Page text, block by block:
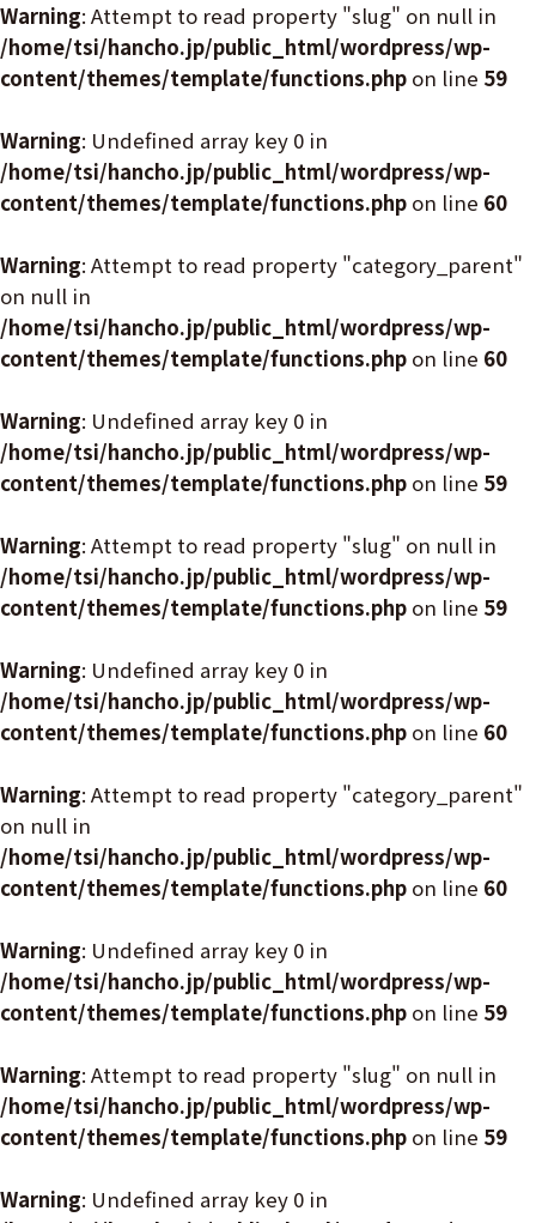
Warning: Attempt to read property "slug" on null in
/home/tsi/hancho.jp/public_html/wordpress/wp-
content/themes/template/functions.php on line 59
Warning: Undefined array key 0 in
/home/tsi/hancho.jp/public_html/wordpress/wp-
content/themes/template/functions.php on line 60
Warning: Attempt to read property "category_parent"
on null in
/home/tsi/hancho.jp/public_html/wordpress/wp-
content/themes/template/functions.php on line 60
Warning: Undefined array key 0 in
/home/tsi/hancho.jp/public_html/wordpress/wp-
content/themes/template/functions.php on line 59
Warning: Attempt to read property "slug" on null in
/home/tsi/hancho.jp/public_html/wordpress/wp-
content/themes/template/functions.php on line 59
Warning: Undefined array key 0 in
/home/tsi/hancho.jp/public_html/wordpress/wp-
content/themes/template/functions.php on line 60
Warning: Attempt to read property "category_parent"
on null in
/home/tsi/hancho.jp/public_html/wordpress/wp-
content/themes/template/functions.php on line 60
Warning: Undefined array key 0 in
/home/tsi/hancho.jp/public_html/wordpress/wp-
content/themes/template/functions.php on line 59
Warning: Attempt to read property "slug" on null in
/home/tsi/hancho.jp/public_html/wordpress/wp-
content/themes/template/functions.php on line 59
Warning: Undefined array key 0 in